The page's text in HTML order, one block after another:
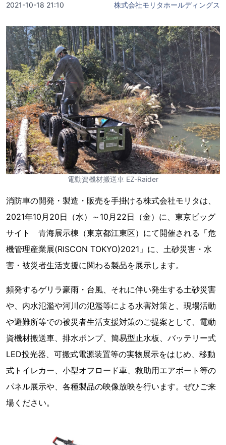
2021-10-18 21:10 株式会社モリタホールディングス
電動資機材搬送車 EZ-Raider
消防車の開発・製造・販売を手掛ける株式会社モリタは、
2021年10月20日（水）～10月22日（金）に、東京ビッグ
サイト 青海展示棟（東京都江東区）にて開催される「危
機管理産業展(RISCON TOKYO)2021」に、土砂災害・水
害・被災者生活支援に関わる製品を展示します。
頻発するゲリラ豪雨・台風、それに伴い発生する土砂災害
や、内水氾濫や河川の氾濫等による水害対策と、現場活動
や避難所等での被災者生活支援対策のご提案として、電動
資機材搬送車、排水ポンプ、簡易型止水板、バッテリー式
LED投光器、可搬式電源装置等の実物展示をはじめ、移動
式トイレカー、小型オフロード車、救助用エアボート等の
パネル展示や、各種製品の映像放映を行います。ぜひご来
場ください。